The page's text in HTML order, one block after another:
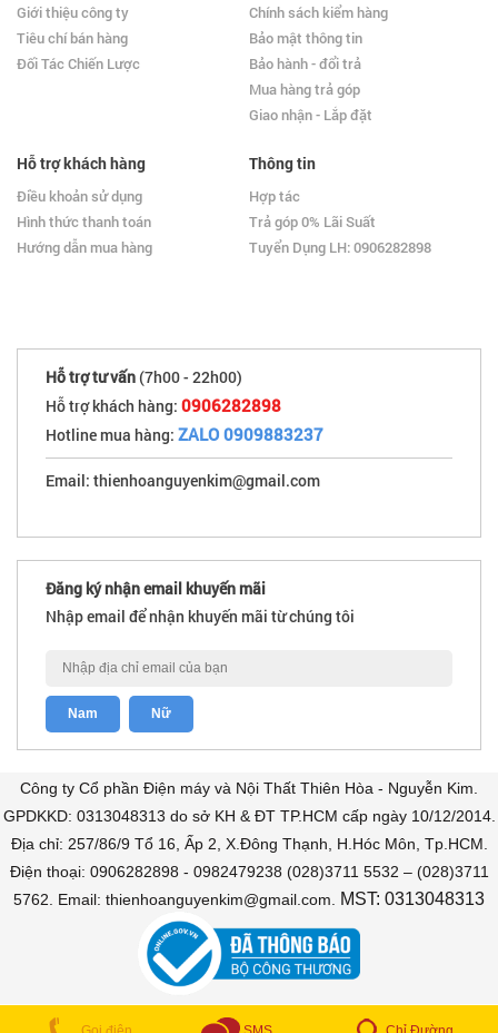
Giới thiệu công ty
Tiêu chí bán hàng
Đối Tác Chiến Lược
Chính sách kiểm hàng
Bảo mật thông tin
Bảo hành - đổi trả
Mua hàng trả góp
Giao nhận - Lắp đặt
Hỗ trợ khách hàng
Điều khoản sử dụng
Hình thức thanh toán
Hướng dẫn mua hàng
Thông tin
Hợp tác
Trả góp 0% Lãi Suất
Tuyển Dụng LH: 0906282898
Hỗ trợ tư vấn (7h00 - 22h00)
Hỗ trợ khách hàng: 0906282898
Hotline mua hàng: ZALO 0909883237
Email: thienhoanguyenkim@gmail.com
Đăng ký nhận email khuyến mãi
Nhập email để nhận khuyến mãi từ chúng tôi
Công ty Cổ phần Điện máy và Nội Thất Thiên Hòa - Nguyễn Kim.
GPDKKD: 0313048313 do sở KH & ĐT TP.HCM cấp ngày 10/12/2014.
Địa chỉ: 257/86/9 Tổ 16, Ấp 2, X.Đông Thạnh, H.Hóc Môn, Tp.HCM.
Điện thoại: 0906282898 - 0982479238 (028)3711 5532 – (028)3711
5762. Email: thienhoanguyenkim@gmail.com.
MST: 0313048313
COPYRIGHT © 2018 Bán trả góp. All Rights Reserved